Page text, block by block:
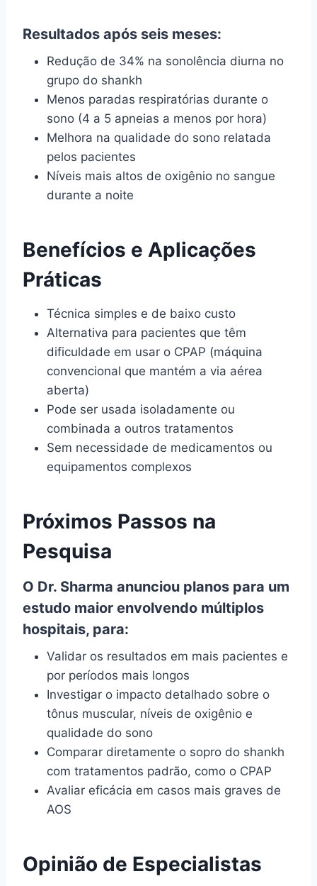
Resultados após seis meses:
Redução de 34% na sonolência diurna no
grupo do shankh
Menos paradas respiratórias durante o
sono (4 a 5 apneias a menos por hora)
Melhora na qualidade do sono relatada
pelos pacientes
Níveis mais altos de oxigênio no sangue
durante a noite
Benefícios e Aplicações
Práticas
Técnica simples e de baixo custo
Alternativa para pacientes que têm
dificuldade em usar o CPAP (máquina
convencional que mantém a via aérea
aberta)
Pode ser usada isoladamente ou
combinada a outros tratamentos
Sem necessidade de medicamentos ou
equipamentos complexos
Próximos Passos na
Pesquisa
O Dr. Sharma anunciou planos para um
estudo maior envolvendo múltiplos
hospitais, para:
Validar os resultados em mais pacientes e
por períodos mais longos
Investigar o impacto detalhado sobre o
tônus muscular, níveis de oxigênio e
qualidade do sono
Comparar diretamente o sopro do shankh
com tratamentos padrão, como o CPAP
Avaliar eficácia em casos mais graves de
AOS
Opinião de Especialistas